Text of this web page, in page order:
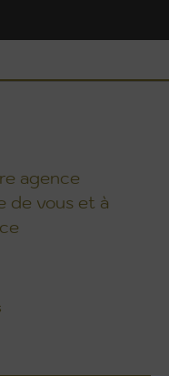
agence
de vous et à